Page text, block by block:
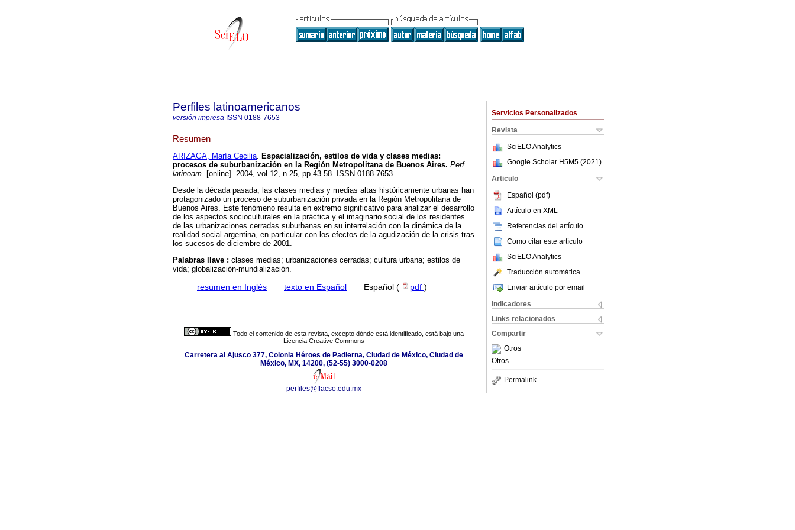
Servicios Personalizados
Revista
SciELO Analytics
Google Scholar H5M5 (2021 )
Articulo
Español (pdf)
Artículo en XML
Referencias del artículo
Como citar este artículo
SciELO Analytics
Traducción automática
Enviar artículo por email
Indicadores
Links relacionados
Compartir
Otros
Otros
Permalink
Perfiles latinoamericanos
versión impresa ISSN 0188-7653
Resumen
ARIZAGA, María Cecilia. Espacialización, estilos de vida y clases medias:
procesos de suburbanización en la Región Metropolitana de Buenos Aires. Perf.
latinoam. [online]. 2004, vol.12, n.25, pp.43-58. ISSN 0188-7653.
Desde la década pasada, las clases medias y medias altas históricamente urbanas han
protagonizado un proceso de suburbanización privada en la Región Metropolitana de
Buenos Aires. Este fenómeno resulta en extremo significativo para analizar el desarrollo
de los aspectos socioculturales en la práctica y el imaginario social de los residentes
de las urbanizaciones cerradas suburbanas en su interrelación con la dinámica de la
realidad social argentina, en particular con los efectos de la agudización de la crisis tras
los sucesos de diciembre de 2001.
Palabras llave : clases medias; urbanizaciones cerradas; cultura urbana; estilos de
vida; globalización-mundialización.
· resumen en Inglés · texto en Español · Español ( pdf )
Todo el contenido de esta revista, excepto dónde está identificado, está bajo una
Licencia Creative Commons
Carretera al Ajusco 377, Colonia Héroes de Padierna, Ciudad de México, Ciudad de
México, MX, 14200, (52-55) 3000-0208
perfiles@flacso.edu.mx